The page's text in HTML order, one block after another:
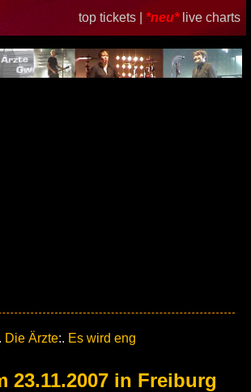
top tickets | *neu* live charts
Die Ärzte:. Es wird eng
23.11.2007 in Freiburg